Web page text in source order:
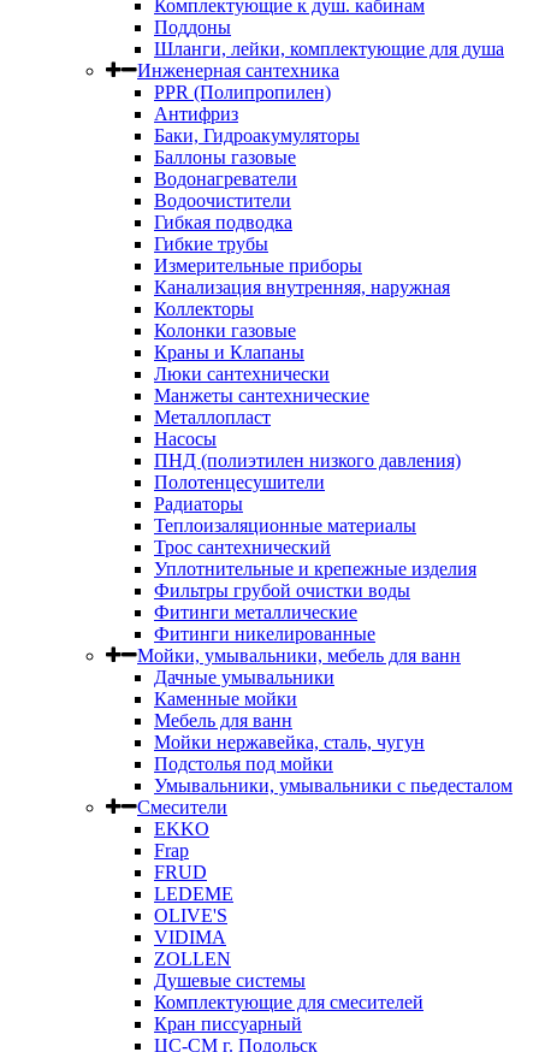
Комплектующие к душ. кабинам
Поддоны
Шланги, лейки, комплектующие для душа
Инженерная сантехника
PPR (Полипропилен)
Антифриз
Баки, Гидроакумуляторы
Баллоны газовые
Водонагреватели
Водоочистители
Гибкая подводка
Гибкие трубы
Измерительные приборы
Канализация внутренняя, наружная
Коллекторы
Колонки газовые
Краны и Клапаны
Люки сантехнически
Манжеты сантехнические
Металлопласт
Насосы
ПНД (полиэтилен низкого давления)
Полотенцесушители
Радиаторы
Теплоизаляционные материалы
Трос сантехнический
Уплотнительные и крепежные изделия
Фильтры грубой очистки воды
Фитинги металлические
Фитинги никелированные
Мойки, умывальники, мебель для ванн
Дачные умывальники
Каменные мойки
Мебель для ванн
Мойки нержавейка, сталь, чугун
Подстолья под мойки
Умывальники, умывальники с пьедесталом
Смесители
EKKO
Frap
FRUD
LEDEME
OLIVE'S
VIDIMA
ZOLLEN
Душевые системы
Комплектующие для смесителей
Кран писсуарный
ЦС-СМ г. Подольск